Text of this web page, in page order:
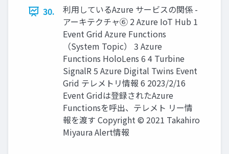
30.
利用しているAzure サービスの関係 -
アーキテクチャ⑥ 2 Azure IoT Hub 1
Event Grid Azure Functions
（System Topic） 3 Azure
Functions HoloLens 6 4 Turbine
SignalR 5 Azure Digital Twins Event
Grid テレメトリ情報 6 2023/2/16
Event Gridは登録されたAzure
Functionsを呼出、テレメト リー情
報を渡す Copyright © 2021 Takahiro
Miyaura Alert情報